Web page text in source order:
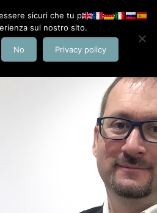
sicuri che tu possa avere la
sul nostro sito.
No Privacy policy